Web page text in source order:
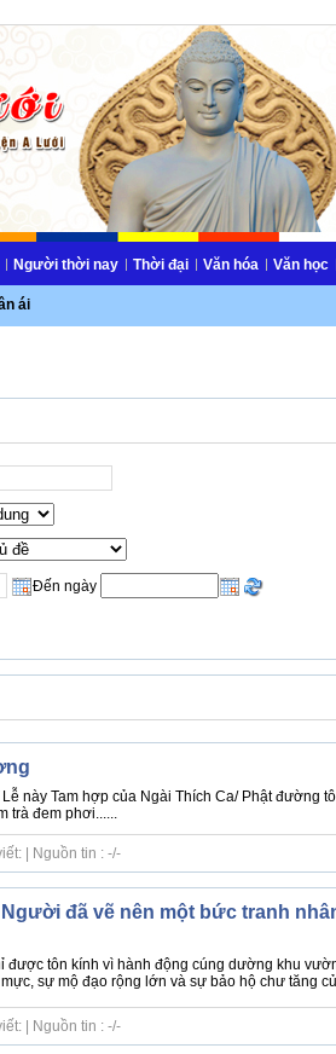
ái
Người thời nay Thời đại Văn hóa Văn học
Đến ngày
này Tam hợp của Ngài Thích Ca/ Phật đường
trà đem phơi......
| Nguồn tin : -/-
đã vẽ nên một bức tranh
được tôn kính vì hành động cúng dường khu
sự mộ đạo rộng lớn và sự bảo hộ chư tăng
| Nguồn tin : -/-